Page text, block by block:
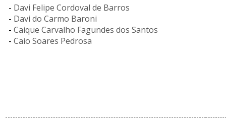
- Davi Felipe Cordoval de Barros
- Davi do Carmo Baroni
- Caique Carvalho Fagundes dos Santos
- Caio Soares Pedrosa